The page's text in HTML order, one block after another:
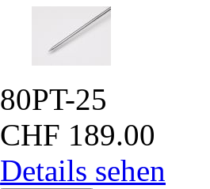
80PT-25
CHF 189.00
Details sehen